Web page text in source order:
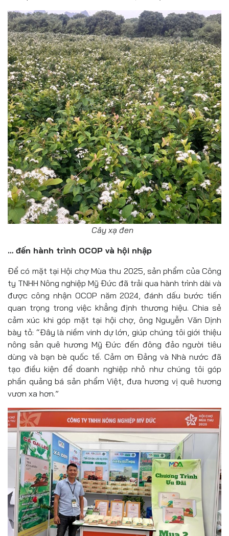
Cây xạ đen
… đến hành trình OCOP và hội nhập
Để có mặt tại Hội chợ Mùa thu 2025, sản phẩm của Công
ty TNHH Nông nghiệp Mỹ Đức đã trải qua hành trình dài và
được công nhận OCOP năm 2024, đánh dấu bước tiến
quan trọng trong việc khẳng định thương hiệu. Chia sẻ
cảm xúc khi góp mặt tại hội chợ, ông Nguyễn Văn Dịnh
bày tỏ: “Đây là niềm vinh dự lớn, giúp chúng tôi giới thiệu
nông sản quê hương Mỹ Đức đến đông đảo người tiêu
dùng và bạn bè quốc tế. Cảm ơn Đảng và Nhà nước đã
tạo điều kiện để doanh nghiệp nhỏ như chúng tôi góp
phần quảng bá sản phẩm Việt, đưa hương vị quê hương
vươn xa hơn.”